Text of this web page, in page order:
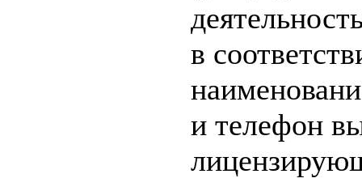
в
и телефон